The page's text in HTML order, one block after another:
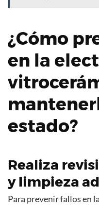
¿Cómo
en la
estado?
Realiza
y limpieza
Para prevenir fallos en